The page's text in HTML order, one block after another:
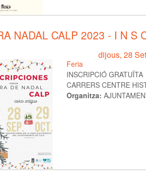
NADAL CALP 2023 - I N S
dijous, 28
Feria
INSCRIPCIÓ GRATUÏTA
CARRERS CENTRE
Organitza: